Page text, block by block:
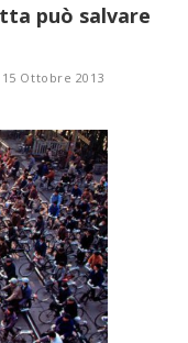
può salvare
15 Ottobre 2013